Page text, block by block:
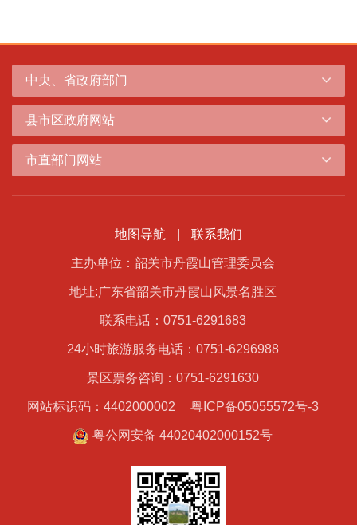
中央、省政府部门
县市区政府网站
市直部门网站
地图导航 联系我们
主办单位：韶关市丹霞山管理委员会
地址:广东省韶关市丹霞山风景名胜区
联系电话：0751-6291683
24小时旅游服务电话：0751-6296988
景区票务咨询：0751-6291630
网站标识码：4402000002 粤ICP备05055572号-3
粤公网安备 44020402000152号